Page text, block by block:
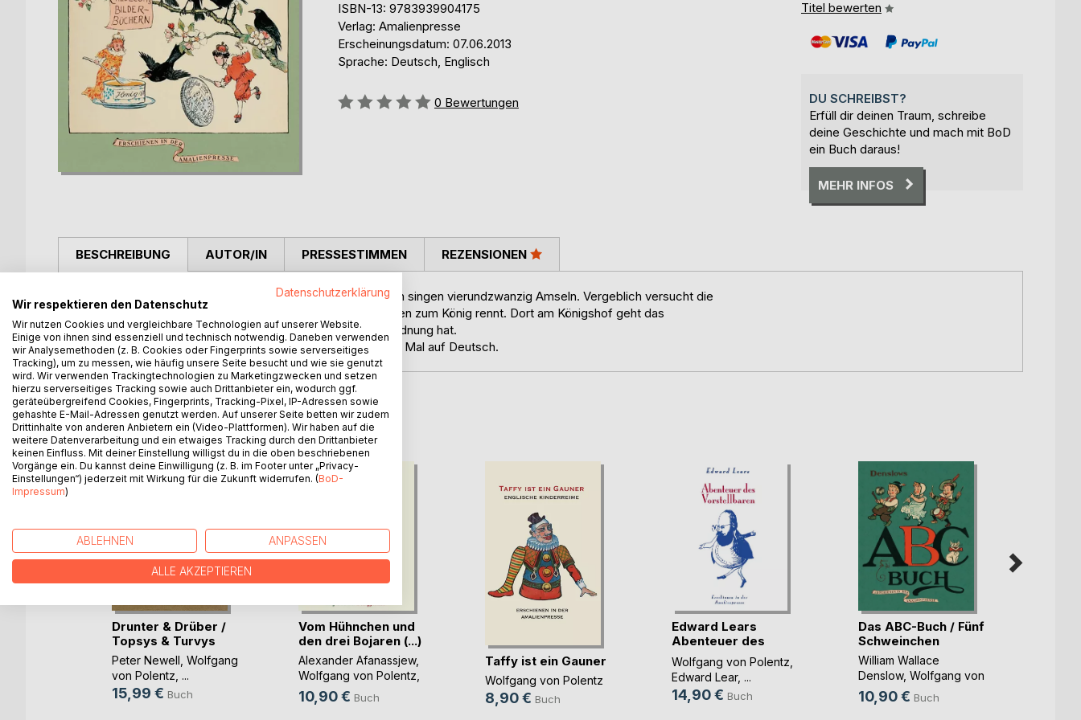
ISBN-13: 9783939904175
Verlag: Amalienpresse
Erscheinungsdatum: 07.06.2013
Sprache: Deutsch, Englisch
Bewertung::
0 Bewertungen
Titel bewerten
DU SCHREIBST?
Erfüll dir deinen Traum, schreibe
deine Geschichte und mach mit BoD
ein Buch daraus!
MEHR INFOS
BESCHREIBUNG
Wunder über Wunder: Aus dem frischgebackenen Kuchen singen vierundzwanzig Amseln. Vergeblich versucht die
Familie den eifrigen Vater festzuhalten, der mit dem Kuchen zum König rennt. Dort am Königshof geht das
Durcheinander weiter – bis am Ende wieder alles seine Ordnung hat.
Das berühmte Bilderbuch aus dem Jahre 1878 zum ersten Mal auf Deutsch.
AUTOR/IN PRESSESTIMMEN REZENSIONEN
WEITERE TITEL BEIBoD
Drunter & Drüber /
Topsys & Turvys
Peter Newell Wolfgang
von Polentz , ...
15,99 € Buch
Vom Hühnchen und
den drei Bojaren (...)
Alexander Afanassjew,
Wolfgang von Polentz
...
10,90 € Buch
Taffy ist ein Gauner
Wolfgang von Polentz
8,90 € Buch
Edward Lears
Abenteuer des
Vorstel(...)
Wolfgang von Polentz
Edward Lear, ...
14,90 € Buch
Das ABC-Buch / Fünf
Schweinchen
William Wallace
Denslow, Wolfgang von
Polentz , ...
10,90 € Buch
Datenschutzerklärung
Wir respektieren den Datenschutz
Wir nutzen Cookies und vergleichbare Technologien auf unserer Website.
Einige von ihnen sind essenziell und technisch notwendig. Daneben verwenden
wir Analysemethoden (z. B. Cookies oder Fingerprints sowie serverseitiges
Tracking), um zu messen, wie häufig unsere Seite besucht und wie sie genutzt
wird. Wir verwenden Trackingtechnologien zu Marketingzwecken und setzen
hierzu serverseitiges Tracking sowie auch Drittanbieter ein, wodurch ggf.
geräteübergreifend Cookies, Fingerprints, Tracking-Pixel, IP-Adressen sowie
gehashte E-Mail-Adressen genutzt werden. Auf unserer Seite betten wir zudem
Drittinhalte von anderen Anbietern ein (Video-Plattformen). Wir haben auf die
weitere Datenverarbeitung und ein etwaiges Tracking durch den Drittanbieter
keinen Einfluss. Mit deiner Einstellung willigst du in die oben beschriebenen
Vorgänge ein. Du kannst deine Einwilligung (z. B. im Footer unter „Privacy-
Einstellungen“) jederzeit mit Wirkung für die Zukunft widerrufen. (BoD-
Impressum)
ABLEHNEN ANPASSEN
ALLE AKZEPTIEREN